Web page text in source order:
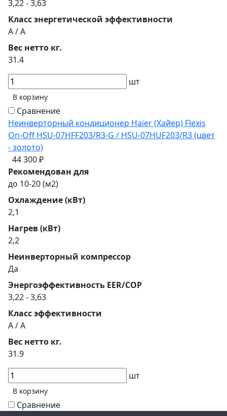
3,22 - 3,63
Класс энергетической эффективности
A / A
Вес нетто кг.
31.4
шт
В корзину
Сравнение
Неинверторный кондиционер Haier (Хайер) Flexis
On-Off HSU-07HFF203/R3-G / HSU-07HUF203/R3 (цвет
- золото)
44 300 ₽
Рекомендован для
до 10-20 (м2)
Охлаждение (кВт)
2,1
Нагрев (кВт)
2,2
Неинверторный компрессор
Да
Энергоэффективность EER/COP
3,22 - 3,63
Класс эффективности
A / A
Вес нетто кг.
31.9
шт
В корзину
Сравнение